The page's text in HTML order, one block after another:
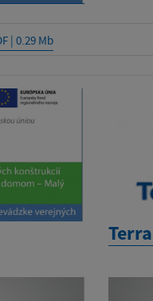
| 0.29 Mb